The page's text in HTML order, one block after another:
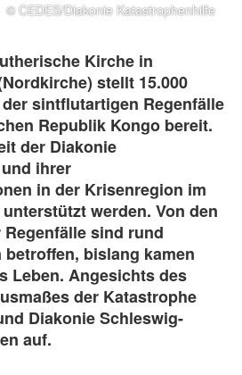
© CEDES/Diakonie Katastrophenhilfe
Kirche in
stellt 15.000
sintflutartigen Regenfälle
Republik Kongo bereit.
der Diakonie
ihrer
in der Krisenregion im
werden. Von den
sind rund
betroffen, bislang kamen
Leben. Angesichts des
der Katastrophe
Diakonie Schleswig-
auf.